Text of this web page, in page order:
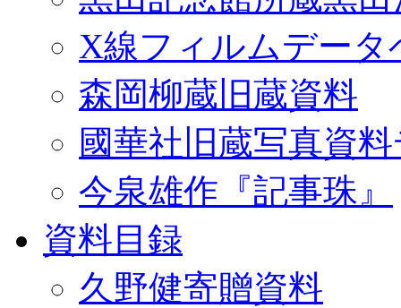
X線フィルムデータ
森岡柳蔵旧蔵資料
國華社旧蔵写真資
今泉雄作『記事珠』
資料目録
久野健寄贈資料